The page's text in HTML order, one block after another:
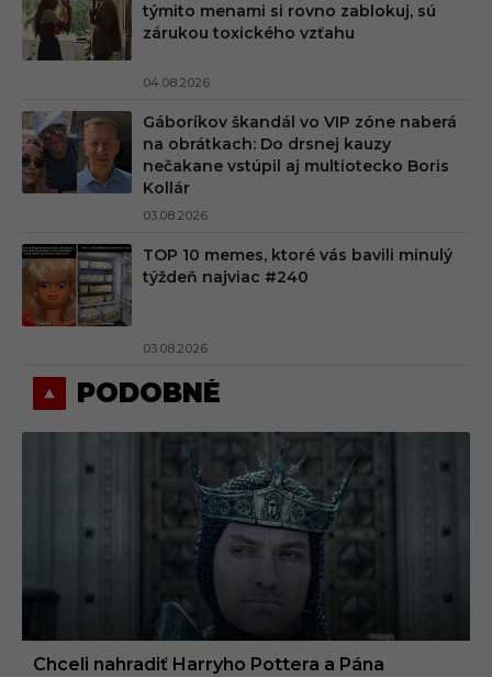
týmito menami si rovno zablokuj, sú
zárukou toxického vzťahu
04.08.2026
Gáboríkov škandál vo VIP zóne naberá
na obrátkach: Do drsnej kauzy
nečakane vstúpil aj multiotecko Boris
Kollár
03.08.2026
TOP 10 memes, ktoré vás bavili minulý
týždeň najviac #240
03.08.2026
PODOBNÉ
Chceli nahradiť Harryho Pottera a Pána